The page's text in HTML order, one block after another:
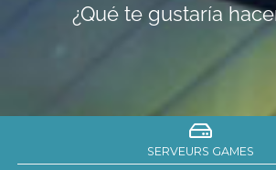
¿Qué te gustaría
SERVEURS GAMES